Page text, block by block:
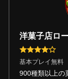
洋菓子店ロ
基本プレイ無料
900種類以上の